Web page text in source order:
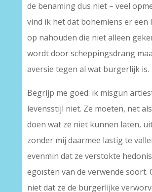
de benaming dus niet – veel
vind ik het dat bohemiens er een
op nahouden die niet alleen
wordt door scheppingsdrang
aversie tegen al wat burgerlijk is.
Begrijp me goed: ik misgun
levensstijl niet. Ze moeten, net
doen wat ze niet kunnen laten,
zonder mij daarmee lastig te
evenmin dat ze verstokte
egoïsten van de verwende soort.
niet dat ze de burgerlijke